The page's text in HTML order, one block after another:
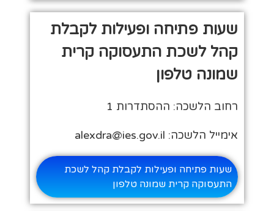
שעות פתיחה ופעילות לקבלת
קהל לשכת התעסוקה קרית
שמונה טלפון
רחוב הלשכה: ההסתדרות 1
אימייל הלשכה: alexdra@ies.gov.il
שעות פתיחה ופעילות לקבלת קהל לשכת
התעסוקה קרית שמונה טלפון